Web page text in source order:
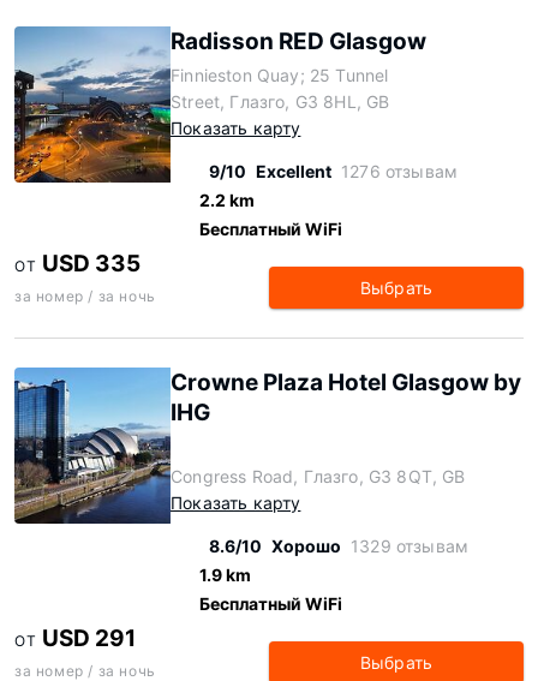
Radisson RED Glasgow
Finnieston Quay; 25 Tunnel
Street, Глазго, G3 8HL, GB
Показать карту
9/10 Excellent 1276 отзывам
2.2 km
Бесплатный WiFi
ОТ USD 335
за номер / за ночь Выбрать
Crowne Plaza Hotel Glasgow by
IHG
Congress Road, Глазго, G3 8QT, GB
Показать карту
8.6/10 Хорошо 1329 отзывам
1.9 km
Бесплатный WiFi
ОТ USD 291
за номер / за ночь Выбрать